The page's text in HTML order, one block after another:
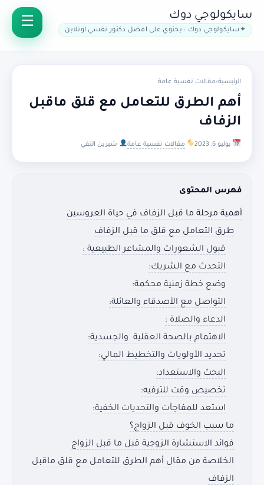
سايكولوجي دوك
سايكولوجي دوك : يحتوي على افضل دكتور نفسي اونلاين
الرئيسية›مقالات نفسية عامة
أهم الطرق للتعامل مع قلق ماقبل
الزفاف
يوليو 6, 2023 مقالات نفسية عامة شيرين التقي
فهرس المحتوى
أهمية مرحلة ما قبل الزفاف في حياة العروسين
طرق التعامل مع قلق ما قبل الزفاف
قبول الشعورات والمشاعر الطبيعية :
التحدث مع الشريك:
وضع خطة زمنية محكمة:
التواصل مع الأصدقاء والعائلة:
الدعاء والصلاة :
الاهتمام بالصحة العقلية والجسدية:
تحديد الأولويات والتخطيط المالي:
البحث والاستعداد:
تخصيص وقت للترفيه:
استعد للمفاجآت والتحديات الخفية:
ما سبب الخوف قبل الزواج؟
فوائد الاستشارة الزوجية قبل ما قبل الزواج
الخلاصة من مقال أهم الطرق للتعامل مع قلق ماقبل
الزفاف